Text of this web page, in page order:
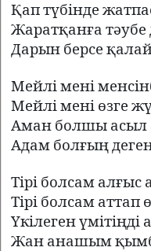
Қап түбінде
Жаратқанға тəубе
Дарын берсе
Мейлі мені
Мейлі мені өзге
Аман болшы асыл
Адам болғың
Тірі болсам
Тірі болсам
Үкілеген
Жан анашым